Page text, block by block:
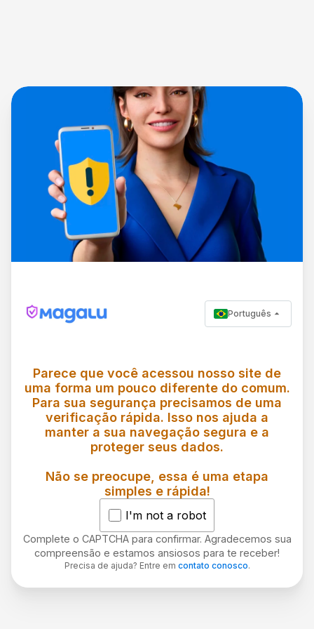
Português
Parece que você acessou nosso site de
uma forma um pouco diferente do comum.
Para sua segurança precisamos de uma
verificação rápida. Isso nos ajuda a
manter a sua navegação segura e a
proteger seus dados.
Não se preocupe, essa é uma etapa
simples e rápida!
I'm not a robot
Complete o CAPTCHA para confirmar. Agradecemos sua
compreensão e estamos ansiosos para te receber!
Precisa de ajuda? Entre em contato conosco.